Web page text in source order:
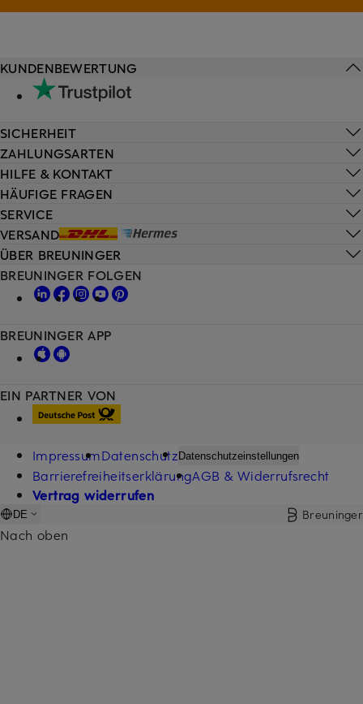
HILFE & KONTAKT
HÄUFIGE FRAGEN
SERVICE
VERSAND
KUNDENBEWERTUNG
SICHERHEIT
ZAHLUNGSARTEN
ÜBER BREUNINGER
EIN PARTNER VON
BREUNINGER FOLGEN
BREUNINGER APP
ImpressumDatenschutz Datenschutzeinstellungen
BarrierefreiheitserklärungAGB & Widerrufsrecht
Vertrag widerrufen
DE Breuninger
Nach oben